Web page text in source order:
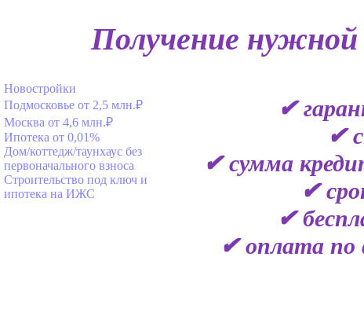
Новостройки
Подмосковье от 2,5 млн.₽
Москва от 4,6 млн.₽
Ипотека от 0,01%
Дом/коттедж/таунхаус без
первоначального взноса
Строительство под ключ и
ипотека на ИЖС
Получение
✔
✔
✔ сумма
✔
✔
✔ оплата по